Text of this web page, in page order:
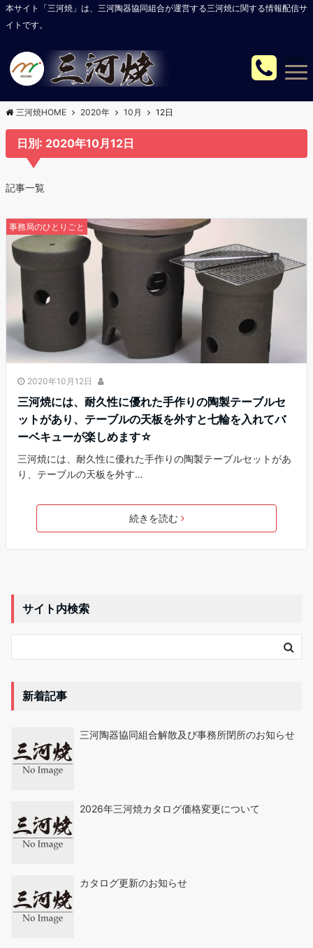
本サイト「三河焼」は、三河陶器協同組合が運営する三河焼に関する情報配信サ
イトです。
Menu
三河焼HOME 2020年 10月 12日
日別: 2020年10月12日
記事一覧
事務局のひとりごと
2020年10月12日
三河焼には、耐久性に優れた手作りの陶製テーブルセ
ットがあり、テーブルの天板を外すと七輪を入れてバ
ーベキューが楽しめます☆
三河焼には、耐久性に優れた手作りの陶製テーブルセットがあ
り、テーブルの天板を外す…
続きを読む
サイト内検索
新着記事
三河陶器協同組合解散及び事務所閉所のお知らせ
2026年三河焼カタログ価格変更について
カタログ更新のお知らせ